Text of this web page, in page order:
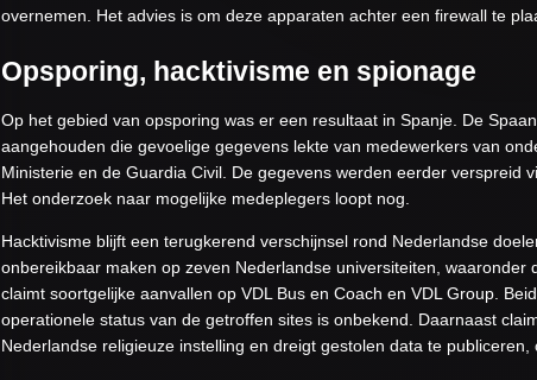
overnemen. Het advies is om deze apparaten achter een firewall te
Opsporing, hacktivisme en spionage
Op het gebied van opsporing was er een resultaat in Spanje. De
aangehouden die gevoelige gegevens lekte van medewerkers van
Ministerie en de Guardia Civil. De gegevens werden eerder verspreid
Het onderzoek naar mogelijke medeplegers loopt nog.
Hacktivisme blijft een terugkerend verschijnsel rond Nederlandse
onbereikbaar maken op zeven Nederlandse universiteiten,
claimt soortgelijke aanvallen op VDL Bus en Coach en VDL Group.
operationele status van de getroffen sites is onbekend. Daarnaast
Nederlandse religieuze instelling en dreigt gestolen data te